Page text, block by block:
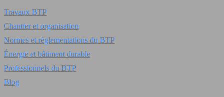
Travaux BTP
Chantier et organisation
Normes et réglementations du BTP
Énergie et bâtiment durable
Professionnels du BTP
Blog